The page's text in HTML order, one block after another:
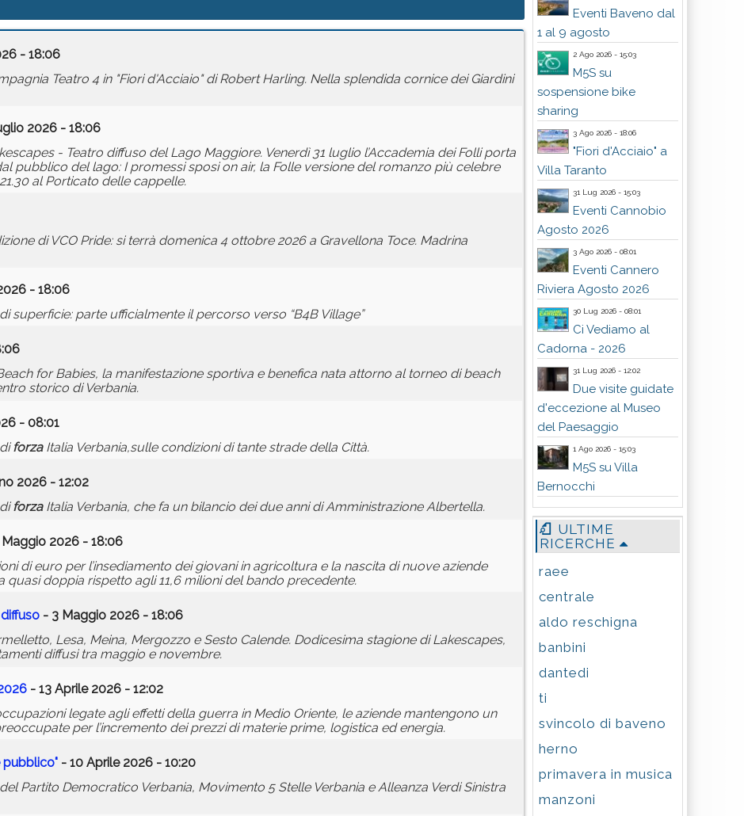
- 18:06
Teatro 4 in "Fiori d'Acciaio" di Robert Harling. Nella splendida cornice dei Giardini
2026 - 18:06
- Teatro diffuso del Lago Maggiore. Venerdì 31 luglio l’Accademia dei Folli porta
pubblico del lago: I promessi sposi on air, la Folle versione del romanzo più celebre
al Porticato delle cappelle.
di VCO Pride: si terrà domenica 4 ottobre 2026 a Gravellona Toce. Madrina
- 18:06
superficie: parte ufficialmente il percorso verso “B4B Village”
for Babies, la manifestazione sportiva e benefica nata attorno al torneo di beach
storico di Verbania.
- 08:01
forzaItalia Verbania,sulle condizioni di tante strade della Città.
2026 - 12:02
forzaItalia Verbania, che fa un bilancio dei due anni di Amministrazione Albertella.
2026 - 18:06
di euro per l’insediamento dei giovani in agricoltura e la nascita di nuove aziende
quasi doppia rispetto agli 11,6 milioni del bando precedente.
- 3 Maggio 2026 - 18:06
Lesa, Meina, Mergozzo e Sesto Calende. Dodicesima stagione di Lakescapes,
diffusi tra maggio e novembre.
- 13 Aprile 2026 - 12:02
legate agli effetti della guerra in Medio Oriente, le aziende mantengono un
per l’incremento dei prezzi di materie prime, logistica ed energia.
pubblico" - 10 Aprile 2026 - 10:20
Partito Democratico Verbania, Movimento 5 Stelle Verbania e Alleanza Verdi Sinistra
Eventi Baveno dal
1 al 9 agosto
2 Ago 2026 - 15:03
M5S su
sospensione bike
sharing
3 Ago 2026 - 18:06
"Fiori d'Acciaio" a
Villa Taranto
31 Lug 2026 - 15:03
Eventi Cannobio
Agosto 2026
3 Ago 2026 - 08:01
Eventi Cannero
Riviera Agosto 2026
30 Lug 2026 - 08:01
Ci Vediamo al
Cadorna - 2026
31 Lug 2026 - 12:02
Due visite guidate
d'eccezione al Museo
del Paesaggio
1 Ago 2026 - 15:03
M5S su Villa
Bernocchi
ULTIME
RICERCHE
raee
centrale
aldo reschigna
banbini
dantedi
ti
svincolo di baveno
herno
primavera in musica
manzoni